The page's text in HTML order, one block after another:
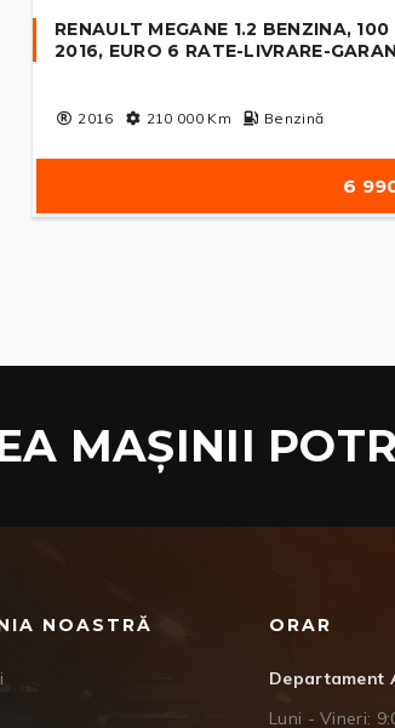
RENAULT MEGANE 1.2 BENZINA, 100
2016, EURO 6 RATE-LIVRARE-
2016 210 000Km Benzină
6
MAȘINII
NOASTRĂ ORAR
Departament
Luni - Vineri: